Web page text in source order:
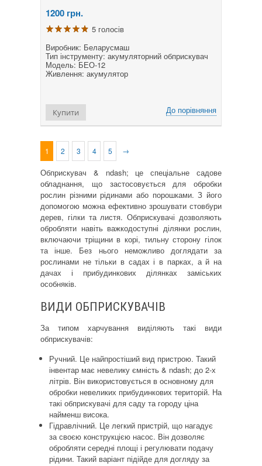
1200 грн.
5 голосів
Виробник: Беларусмаш
Тип інструменту: акумуляторний обприскувач
Модель: БЕО-12
Живлення: акумулятор
До порівняння
Купити
1 2 3 4 5 →
Обприскувач & ndash; це спеціальне садове
обладнання, що застосовується для обробки
рослин різними рідинами або порошками. З його
допомогою можна ефективно зрошувати стовбури
дерев, гілки та листя. Обприскувачі дозволяють
обробляти навіть важкодоступні ділянки рослин,
включаючи тріщини в корі, тильну сторону гілок
та інше. Без нього неможливо доглядати за
рослинами не тільки в садах і в парках, а й на
дачах і прибудинкових ділянках заміських
особняків.
ВИДИ ОБПРИСКУВАЧІВ
За типом харчування виділяють такі види
обприскувачів:
Ручний. Це найпростіший вид пристрою. Такий
інвентар має невелику ємність & ndash; до 2-х
літрів. Він використовується в основному для
обробки невеликих прибудинкових територій. На
такі обприскувачі для саду та городу ціна
найменш висока.
Гідравлічний. Це легкий пристрій, що нагадує
за своєю конструкцією насос. Він дозволяє
обробляти середні площі і регулювати подачу
рідини. Такий варіант підійде для догляду за